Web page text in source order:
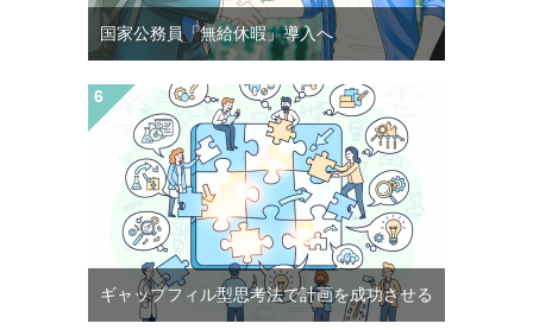
国家公務員「無給休暇」導入へ
ギャップフィル型思考法で計画を成功させる